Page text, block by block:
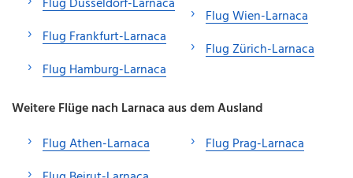
Flug Frankfurt-Larnaca
Flug Hamburg-Larnaca
Flug Wien-Larnaca
Flug Zürich-Larnaca
Weitere Flüge nach Larnaca aus dem Ausland
Flug Athen-Larnaca
Flug Prag-Larnaca